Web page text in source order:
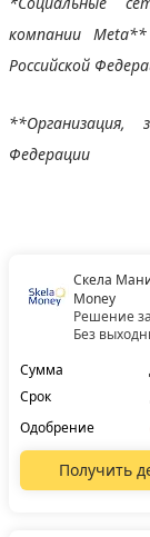
компании
Российской
**Организация,
Федерации
Скела
Money
Решение
Без
Сумма
Срок
Одобрение
Получить